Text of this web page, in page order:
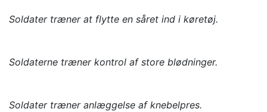
Soldater træner at flytte en såret ind i køretøj.
Soldaterne træner kontrol af store blødninger.
Soldater træner anlæggelse af knebelpres.